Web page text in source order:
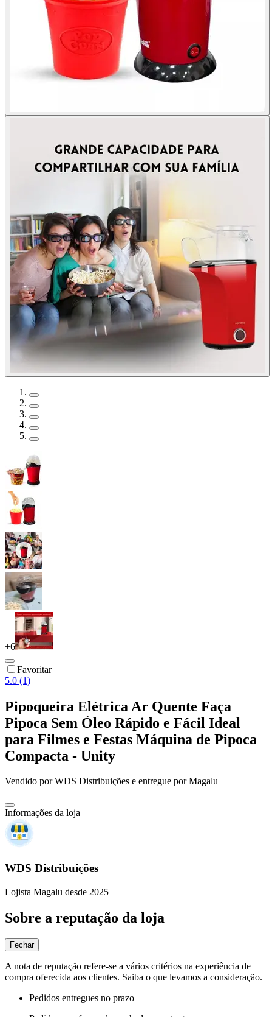
+6
Favoritar
5.0 (1)
Pipoqueira Elétrica Ar Quente Faça
Pipoca Sem Óleo Rápido e Fácil Ideal
para Filmes e Festas Máquina de Pipoca
Compacta - Unity
Vendido porWDS Distribuições e entregue por Magalu
Informações da loja
WDS Distribuições
Lojista Magalu desde 2025
Sobre a reputação da loja
Fechar
A nota de reputação refere-se a vários critérios na experiência de
compra oferecida aos clientes. Saiba o que levamos a consideração.
Pedidos entregues no prazo